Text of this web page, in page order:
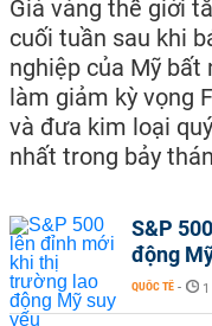
Giá vàng thế giới
cuối tuần sau khi
nghiệp của Mỹ bất
làm giảm kỳ vọng
và đưa kim loại
nhất trong bảy
S&P
động
QUỐC TẾ -